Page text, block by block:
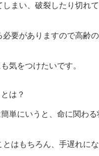
まい、破裂したり切れ
要がありますので高齢
気をつけたいです。
は？
単にいうと、命に関わ
はもちろん、手遅れに